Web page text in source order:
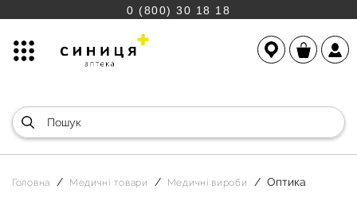
0 (800) 30 18 18
Головна Медичні товари Медичні вироби Оптика